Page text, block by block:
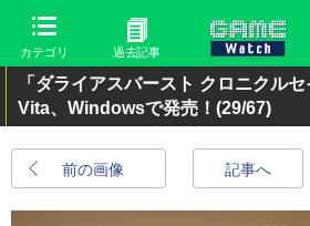
カテゴリ 過去記事
「ダライアスバースト クロニクル
Vita、Windowsで発売！ (29/67)
前の画像 記事へ